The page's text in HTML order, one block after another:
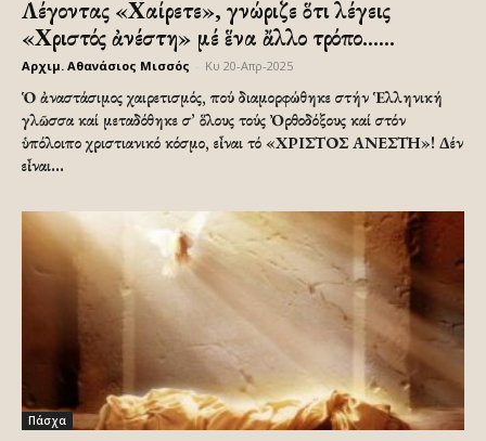
Λέγοντας «Χαίρετε», γνώριζε ὅτι λέγεις
«Χριστός ἀνέστη» μέ ἕνα ἄλλο τρόπο…...
Αρχιμ. Αθανάσιος Μισσός Κυ 20-Απρ-2025
Ὁ ἀναστάσιμος χαιρετισμός, πού διαμορφώθηκε στήν Ἑλληνική
γλῶσσα καί μεταδόθηκε σ’ ὅλους τούς Ὀρθοδόξους καί στόν
ὑπόλοιπο χριστιανικό κόσμο, εἶναι τό «ΧΡΙΣΤΟΣ ΑΝΕΣΤΗ»! Δέν
εἶναι...
Πάσχα